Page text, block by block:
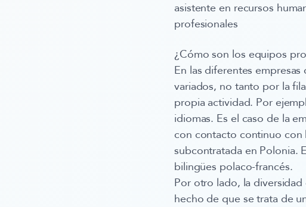
asistente en recursos
profesionales
¿Cómo son los equipos
En las diferentes
variados, no tanto por la
propia actividad. Por
idiomas. Es el caso de la
con contacto continuo con
subcontratada en Polonia.
bilingües polaco-francés.
Por otro lado, la
hecho de que se trata de